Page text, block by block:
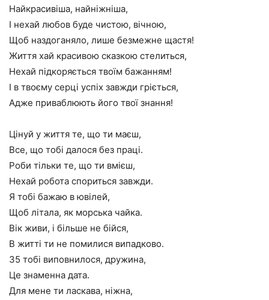
Найкрасивіша, найніжніша,
І нехай любов буде чистою, вічною,
Щоб наздоганяло, лише безмежне щастя!
Життя хай красивою сказкою стелиться,
Нехай підкоряється твоїм бажанням!
І в твоєму серці успіх завжди гріється,
Адже приваблюють його твої знання!
Цінуй у життя те, що ти маєш,
Все, що тобі далося без праці.
Роби тільки те, що ти вмієш,
Нехай робота спориться завжди.
Я тобі бажаю в ювілей,
Щоб літала, як морська чайка.
Вік живи, і більше не бійся,
В житті ти не помилися випадково.
35 тобі виповнилося, дружина,
Це знаменна дата.
Для мене ти ласкава, ніжна,